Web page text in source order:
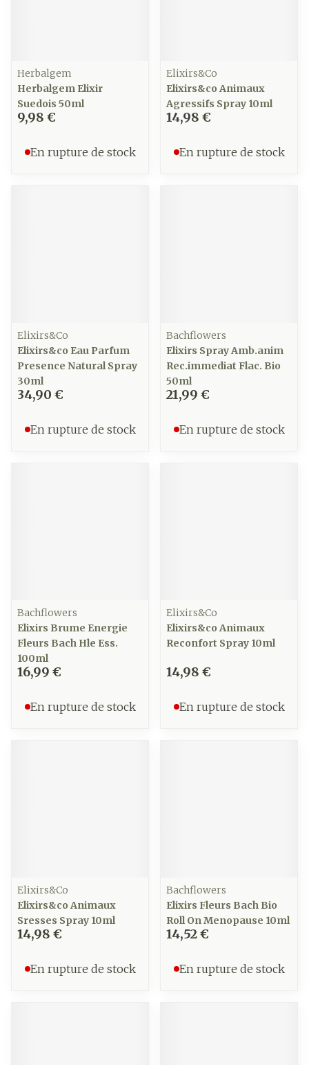
Herbalgem
Herbalgem Elixir
Suedois 50ml
9,98 €
En rupture de stock
Elixirs&Co
Elixirs&co Animaux
Agressifs Spray 10ml
14,98 €
En rupture de stock
Elixirs&Co
Elixirs&co Eau Parfum
Presence Natural Spray
30ml
34,90 €
En rupture de stock
Bachflowers
Elixirs Spray Amb.anim
Rec.immediat Flac. Bio
50ml
21,99 €
En rupture de stock
Bachflowers
Elixirs Brume Energie
Fleurs Bach Hle Ess.
100ml
16,99 €
En rupture de stock
Elixirs&Co
Elixirs&co Animaux
Reconfort Spray 10ml
14,98 €
En rupture de stock
Elixirs&Co
Elixirs&co Animaux
Sresses Spray 10ml
14,98 €
En rupture de stock
Bachflowers
Elixirs Fleurs Bach Bio
Roll On Menopause 10ml
14,52 €
En rupture de stock